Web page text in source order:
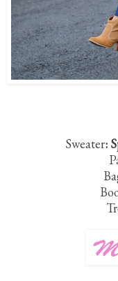
Sweater: